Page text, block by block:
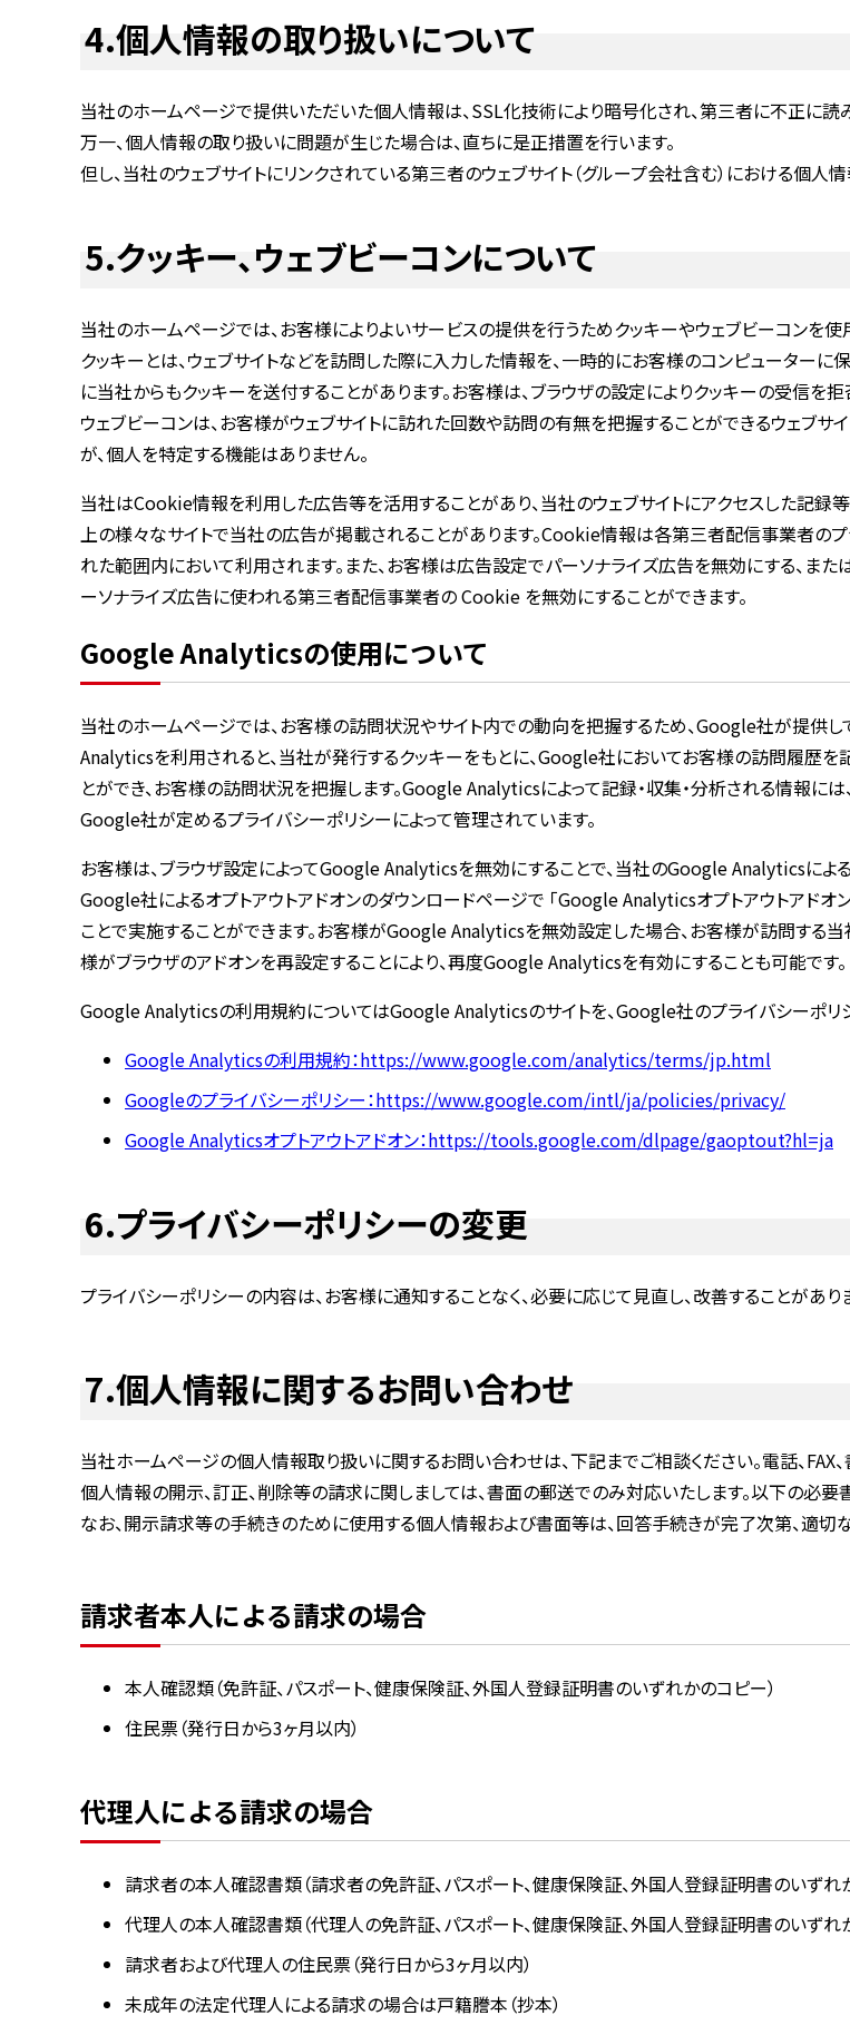
4.個人情報の取り扱いについて
当社のホームページで提供いただいた個人情報は、SSL化技術により暗号化され、第三者に不正に読
万一、個人情報の取り扱いに問題が生じた場合は、直ちに是正措置を行います。
但し、当社のウェブサイトにリンクされている第三者のウェブサイト（グループ会社含む）における個
5.クッキー、ウェブビーコンについて
当社のホームページでは、お客様によりよいサービスの提供を行うためクッキーやウェブビーコンを使
クッキーとは、ウェブサイトなどを訪問した際に入力した情報を、一時的にお客様のコンピューター
に当社からもクッキーを送付することがあります。お客様は、ブラウザの設定によりクッキーの受信を拒
ウェブビーコンは、お客様がウェブサイトに訪れた回数や訪問の有無を把握することができるウェブ
が、個人を特定する機能はありません。
当社はCookie情報を利用した広告等を活用することがあり、当社のウェブサイトにアクセスした記
上の様々なサイトで当社の広告が掲載されることがあります。Cookie情報は各第三者配信事業者の
れた範囲内において利用されます。また、お客様は広告設定でパーソナライズ広告を無効にする、
ーソナライズ広告に使われる第三者配信事業者の Cookie を無効にすることができます。
Google Analyticsの使用について
当社のホームページでは、お客様の訪問状況やサイト内での動向を把握するため、Google社が提供
Analyticsを利用されると、当社が発行するクッキーをもとに、Google社においてお客様の訪問履歴を
とができ、お客様の訪問状況を把握します。Google Analyticsによって記録・収集・分析される情報に
Google社が定めるプライバシーポリシーによって管理されています。
お客様は、ブラウザ設定によってGoogle Analyticsを無効にすることで、当社のGoogle Analyticsに
Google社によるオプトアウトアドオンのダウンロードページで 「Google Analyticsオプトアウトアドオ
ことで実施することができます。お客様がGoogle Analyticsを無効設定した場合、お客様が訪問する
様がブラウザのアドオンを再設定することにより、再度Google Analyticsを有効にすることも可能です。
Google Analyticsの利用規約についてはGoogle Analyticsのサイトを、Google社のプライバシーポリ
Google Analyticsの利用規約：https://www.google.com/analytics/terms/jp.html
Googleのプライバシーポリシー：https://www.google.com/intl/ja/policies/privacy/
Google Analyticsオプトアウトアドオン：https://tools.google.com/dlpage/gaoptout?hl=ja
6.プライバシーポリシーの変更
プライバシーポリシーの内容は、お客様に通知することなく、必要に応じて見直し、改善することがあり
7.個人情報に関するお問い合わせ
当社ホームページの個人情報取り扱いに関するお問い合わせは、下記までご相談ください。電話、FAX
個人情報の開示、訂正、削除等の請求に関しましては、書面の郵送でのみ対応いたします。以下の必要
なお、開示請求等の手続きのために使用する個人情報および書面等は、回答手続きが完了次第、適切
請求者本人による請求の場合
本人確認類（免許証、パスポート、健康保険証、外国人登録証明書のいずれかのコピー）
住民票（発行日から3ヶ月以内）
代理人による請求の場合
請求者の本人確認書類（請求者の免許証、パスポート、健康保険証、外国人登録証明書のいずれ
代理人の本人確認書類（代理人の免許証、パスポート、健康保険証、外国人登録証明書のいずれ
請求者および代理人の住民票（発行日から3ヶ月以内）
未成年の法定代理人による請求の場合は戸籍謄本（抄本）